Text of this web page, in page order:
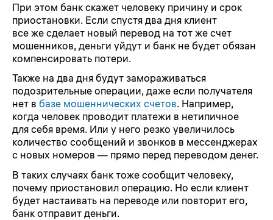
При этом банк скажет человеку причину и срок
приостановки. Если спустя два дня клиент
все же сделает новый перевод на тот же счет
мошенников, деньги уйдут и банк не будет обязан
компенсировать потери.
Также на два дня будут замораживаться
подозрительные операции, даже если получателя
нет в базе мошеннических счетов. Например,
когда человек проводит платежи в нетипичное
для себя время. Или у него резко увеличилось
количество сообщений и звонков в мессенджерах
с новых номеров — прямо перед переводом денег.
В таких случаях банк тоже сообщит человеку,
почему приостановил операцию. Но если клиент
будет настаивать на переводе или повторит его,
банк отправит деньги.